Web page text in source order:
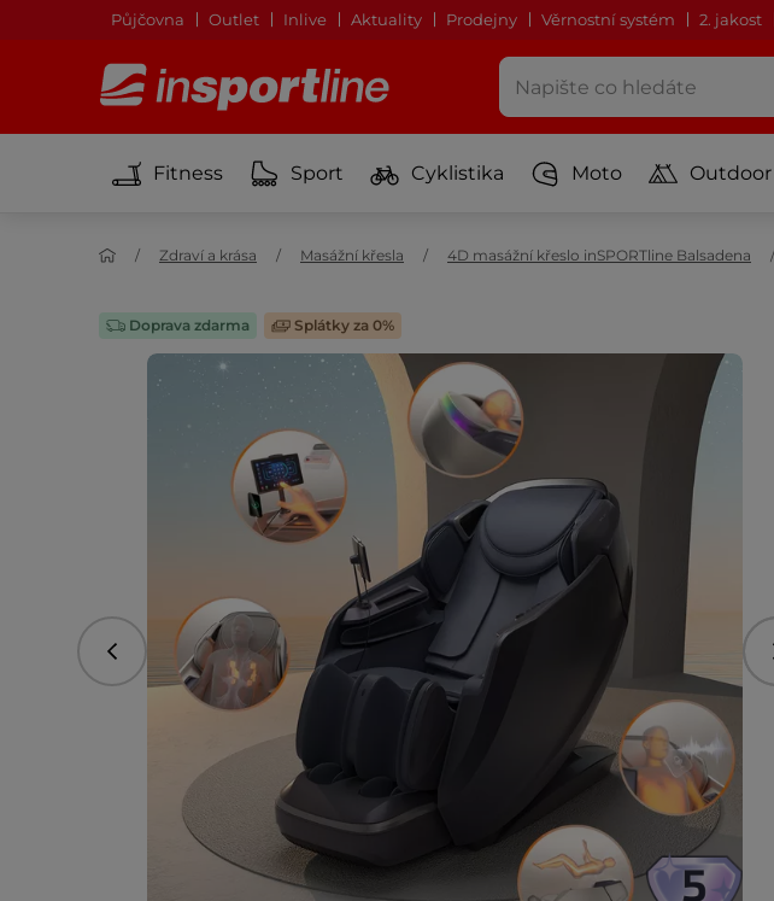
Půjčovna Outlet Inlive Aktuality Prodejny Věrnostní systém 2. jakost
Fitness Sport Cyklistika Moto Outdoor
Zdraví a krása Masážní křesla 4D masážní křeslo inSPORTline Balsadena
Doprava zdarma Splátky za 0%
Předchozí